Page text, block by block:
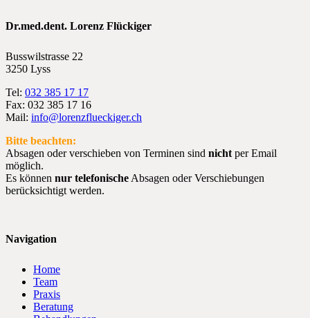
Dr.med.dent. Lorenz Flückiger
Busswilstrasse 22
3250 Lyss
Tel: 032 385 17 17
Fax: 032 385 17 16
Mail: info@lorenzflueckiger.ch
Bitte beachten:
Absagen oder verschieben von Terminen sind nicht per Email
möglich.
Es können nur telefonische Absagen oder Verschiebungen
berücksichtigt werden.
Navigation
Home
Team
Praxis
Beratung